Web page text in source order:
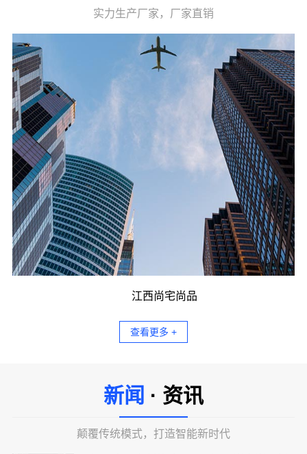
实力生产厂家，厂家直销
江西尚宅尚品
查看更多 +
新闻 · 资讯
颠覆传统模式，打造智能新时代